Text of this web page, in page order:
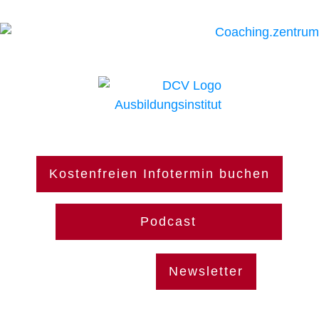
Kostenfreien Infotermin buchen
Podcast
Newsletter